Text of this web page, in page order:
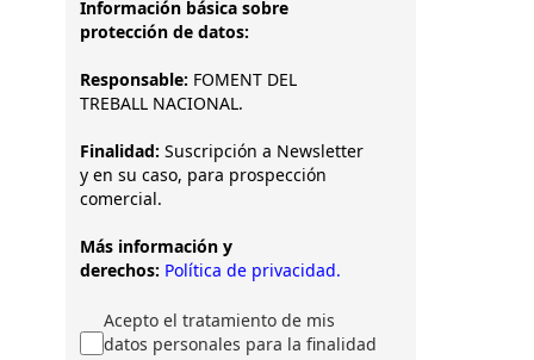
Información básica sobre
protección de datos:
Responsable: FOMENT DEL
TREBALL NACIONAL.
Finalidad: Suscripción a Newsletter
y en su caso, para prospección
comercial.
Más información y
derechos: Política de privacidad.
Acepto el tratamiento de mis
datos personales para la finalidad